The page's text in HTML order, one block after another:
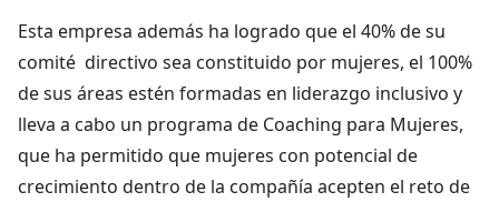
Esta empresa además ha logrado que el 40% de su
comité directivo sea constituido por mujeres, el 100%
de sus áreas estén formadas en liderazgo inclusivo y
lleva a cabo un programa de Coaching para Mujeres,
que ha permitido que mujeres con potencial de
crecimiento dentro de la compañía acepten el reto de